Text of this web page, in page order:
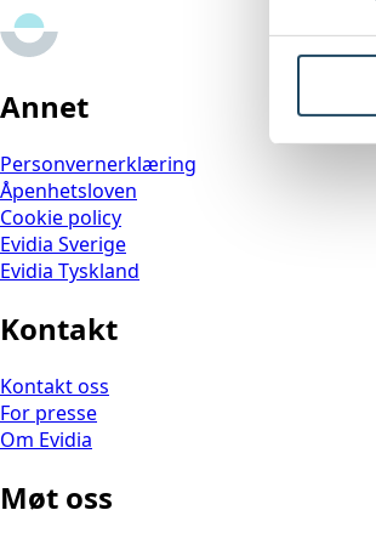
Annet
Personvernerklæring
Åpenhetsloven
Cookie policy
Evidia Sverige
Evidia Tyskland
Kontakt
Kontakt oss
For presse
Om Evidia
Møt oss